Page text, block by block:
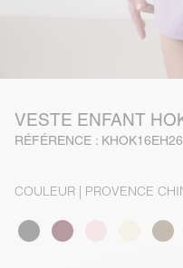
VESTE ENFANT
RÉFÉRENCE : KHOK16EH26
COULEUR | PROVENCE